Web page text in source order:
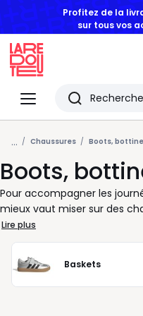
Menu
Redoute
Rechercher
Les
derniers
articles
consultés
... Chaussures Boots,
Boots,
Pour accompagner les
mieux vaut miser sur des
agréables à porter. Les
pour traverser chaque
suivre le rythme des
maintien, une autonomie
fermeture bien conçus, et
Lire plus
Baskets